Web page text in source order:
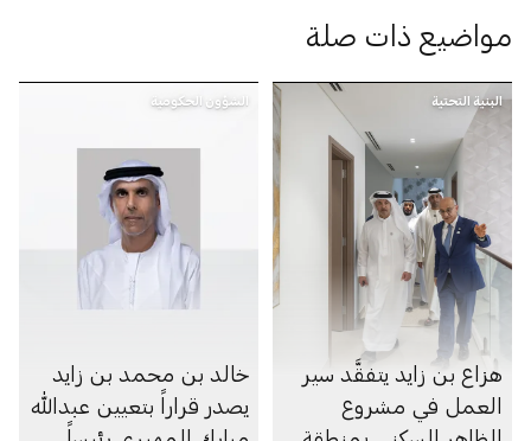
مواضيع ذات صلة
البنية التحتية
هزاع بن زايد يتفقَّد سير
العمل في مشروع
الشؤون الحكومية
خالد بن محمد بن زايد
يصدر قراراً بتعيين عبدالله